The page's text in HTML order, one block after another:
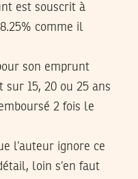
est souscrit à
comme il
son emprunt
15, 20 ou 25 ans
2 fois le
l’auteur ignore ce
loin s’en faut